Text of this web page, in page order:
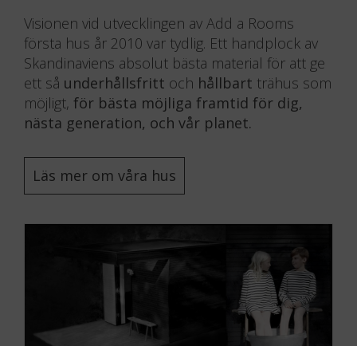
Visionen vid utvecklingen av Add a Rooms
första hus år 2010 var tydlig. Ett handplock av
Skandinaviens absolut bästa material för att ge
ett så underhållsfritt och hållbart trähus som
möjligt, för bästa möjliga framtid för dig,
nästa generation, och vår planet.
Läs mer om våra hus